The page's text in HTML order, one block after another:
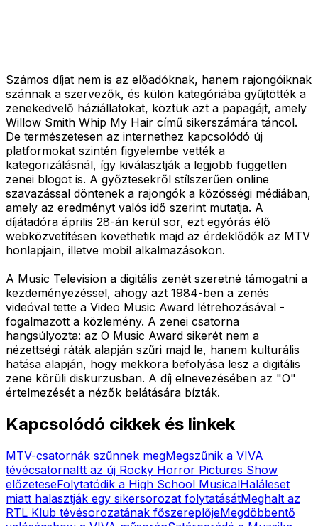
Számos díjat nem is az előadóknak, hanem rajongóiknak
szánnak a szervezők, és külön kategóriába gyűjtötték a
zenekedvelő háziállatokat, köztük azt a papagájt, amely
Willow Smith Whip My Hair című sikerszámára táncol.
De természetesen az internethez kapcsolódó új
platformokat szintén figyelembe vették a
kategorizálásnál, így kiválasztják a legjobb független
zenei blogot is. A győztesekről stílszerűen online
szavazással döntenek a rajongók a közösségi médiában,
amely az eredményt valós idő szerint mutatja. A
díjátadóra április 28-án kerül sor, ezt egyórás élő
webközvetítésen követhetik majd az érdeklődők az MTV
honlapjain, illetve mobil alkalmazásokon.
A Music Television a digitális zenét szeretné támogatni a
kezdeményezéssel, ahogy azt 1984-ben a zenés
videóval tette a Video Music Award létrehozásával -
fogalmazott a közlemény. A zenei csatorna
hangsúlyozta: az O Music Award sikerét nem a
nézettségi ráták alapján szűri majd le, hanem kulturális
hatása alapján, hogy mekkora befolyása lesz a digitális
zene körüli diskurzusban. A díj elnevezésében az "O"
értelmezését a nézők belátására bízták.
Kapcsolódó cikkek és linkek
MTV-csatornák szűnnek megMegszűnik a VIVA
tévécsatornaItt az új Rocky Horror Pictures Show
előzeteseFolytatódik a High School MusicalHaláleset
miatt halasztják egy sikersorozat folytatásátMeghalt az
RTL Klub tévésorozatának főszereplőjeMegdöbbentő